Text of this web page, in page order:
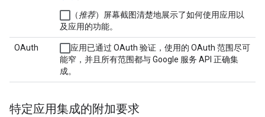
（推荐）屏幕截图清楚地展示了如何使用应用以
及应用的功能。
OAuth
应用已通过 OAuth 验证，使用的 OAuth 范围尽可
能窄，并且所有范围都与 Google 服务 API 正确集
成。
特定应用集成的附加要求